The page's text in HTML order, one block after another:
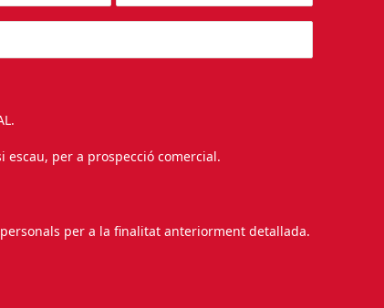
per a prospecció comercial.
per a la finalitat anteriorment detallada.